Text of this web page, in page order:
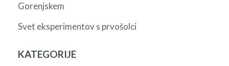
Gorenjskem
Svet eksperimentov s prvošolci
KATEGORIJE